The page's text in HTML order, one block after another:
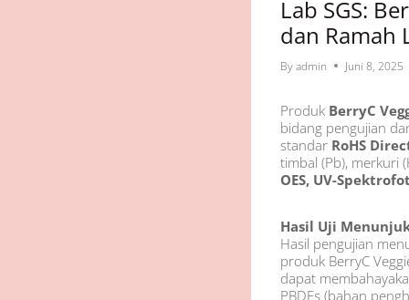
Lab SGS:
dan Ramah
Byadmin Juni 8, 2025
Produk BerryC
bidang pengujian
standar RoHS
timbal (Pb), merkuri
OES, UV-
Hasil Uji
Hasil pengujian
produk BerryC
dapat
PBDEs (bahan